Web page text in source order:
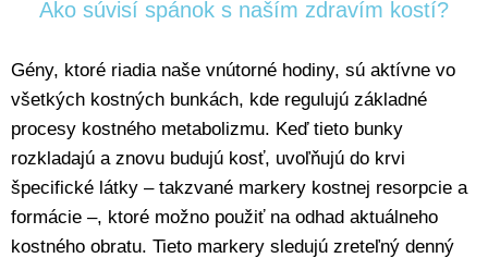
Ako súvisí spánok s naším zdravím kostí?
Gény, ktoré riadia naše vnútorné hodiny, sú aktívne vo
všetkých kostných bunkách, kde regulujú základné
procesy kostného metabolizmu. Keď tieto bunky
rozkladajú a znovu budujú kosť, uvoľňujú do krvi
špecifické látky – takzvané markery kostnej resorpcie a
formácie –, ktoré možno použiť na odhad aktuálneho
kostného obratu. Tieto markery sledujú zreteľný denný